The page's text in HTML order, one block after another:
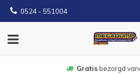
0524 - 551004
Gratisbezorgd